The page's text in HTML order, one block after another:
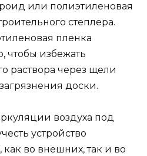
или полиэтиленовая
степлера.
пленка
чтобы избежать
раствора через щели
доски.
воздуха под
устройство
как во внешних, так и во